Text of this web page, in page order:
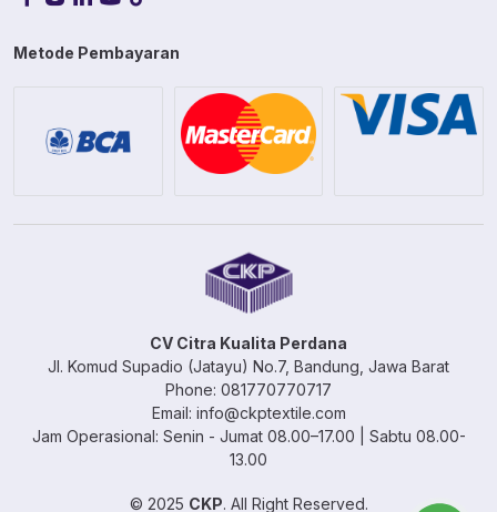
Metode Pembayaran
CV Citra Kualita Perdana
Jl. Komud Supadio (Jatayu) No.7, Bandung, Jawa Barat
Phone: 081770770717
Email: info@ckptextile.com
Jam Operasional: Senin - Jumat 08.00–17.00 | Sabtu 08.00-
13.00
© 2025 CKP. All Right Reserved.